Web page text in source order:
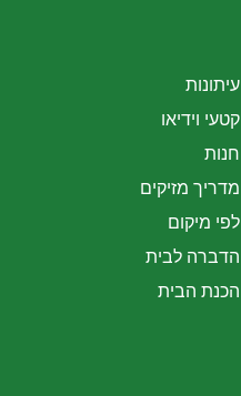
עיתונות
קטעי וידיאו
חנות
מדריך מזיקים
לפי מיקום
הדברה לבית
הכנת הבית